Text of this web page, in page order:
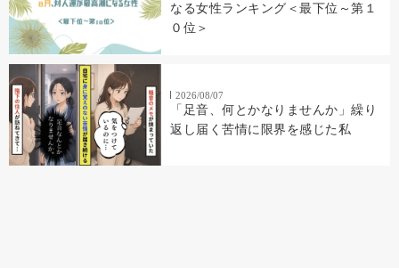
なる女性ランキング＜最下位～第１
０位＞
2026/08/07
「足音、何とかなりませんか」繰り
返し届く苦情に限界を感じた私